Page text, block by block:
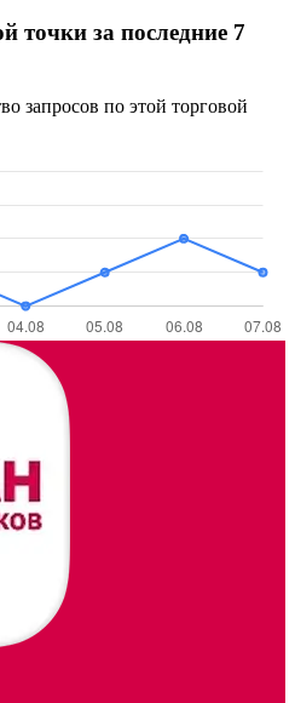
точки за последние 7
запросов по этой торговой